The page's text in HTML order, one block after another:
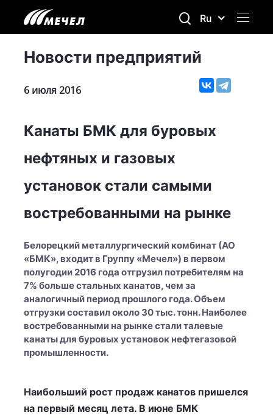
Ru
Новости предприятий
6 июля 2016
Канаты БМК для буровых
нефтяных и газовых
установок стали самыми
востребованными на рынке
Белорецкий металлургический комбинат (АО
«БМК», входит в Группу «Мечел») в первом
полугодии 2016 года отгрузил потребителям на
7% больше стальных канатов, чем за
аналогичный период прошлого года. Объем
отгрузки составил около 30 тыс. тонн. Наиболее
востребованными на рынке стали талевые
канаты для буровых установок нефтегазовой
промышленности.
Наибольший рост продаж канатов пришелся
на первый месяц лета. В июне БМК